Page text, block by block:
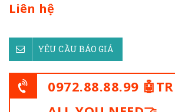
Liên hệ
YÊU CẦU BÁO GIÁ
0972.88.88.99